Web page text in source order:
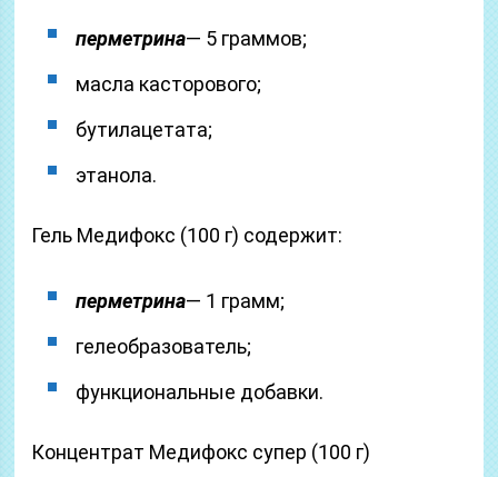
перметрина— 5 граммов;
масла касторового;
бутилацетата;
этанола.
Гель Медифокс (100 г) содержит:
перметрина— 1 грамм;
гелеобразователь;
функциональные добавки.
Концентрат Медифокс супер (100 г)